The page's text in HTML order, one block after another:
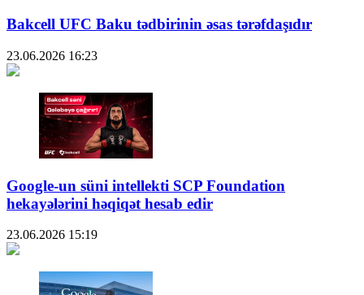
Bakcell UFC Baku tədbirinin əsas tərəfdaşıdır
23.06.2026 16:23
Google-un süni intellekti SCP Foundation
hekayələrini həqiqət hesab edir
23.06.2026 15:19